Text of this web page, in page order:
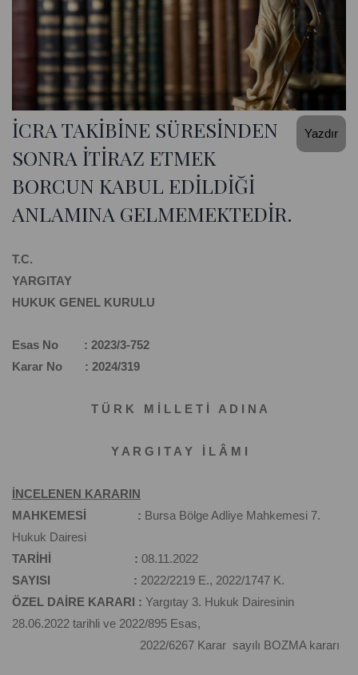
Yazdır
İCRA TAKİBİNE SÜRESİNDEN
SONRA İTİRAZ ETMEK
BORCUN KABUL EDİLDİĞİ
ANLAMINA GELMEMEKTEDİR.
T.C.
YARGITAY
HUKUK GENEL KURULU
Esas No : 2023/3-752
Karar No : 2024/319
T Ü R K M İ L L E T İ A D I N A
Y A R G I T A Y İ L Â M I
İNCELENEN KARARIN
MAHKEMESİ : Bursa Bölge Adliye Mahkemesi 7.
Hukuk Dairesi
TARİHİ : 08.11.2022
SAYISI : 2022/2219 E., 2022/1747 K.
ÖZEL DAİRE KARARI : Yargıtay 3. Hukuk Dairesinin
28.06.2022 tarihli ve 2022/895 Esas,
2022/6267 Karar sayılı BOZMA kararı